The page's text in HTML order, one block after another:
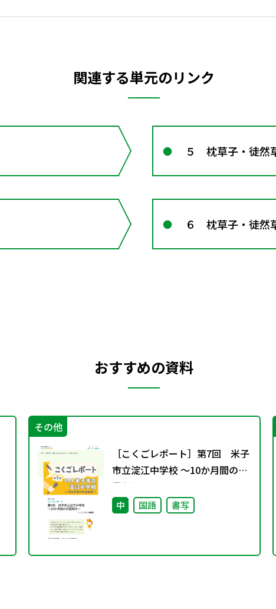
関連する単元のリンク
５ 枕草子・徒然
６ 枕草子・徒然
おすすめの資料
その他
［こくごレポート］第7回 米子
市立淀江中学校 ～10か月間の卒
業制作～
中 国語 書写